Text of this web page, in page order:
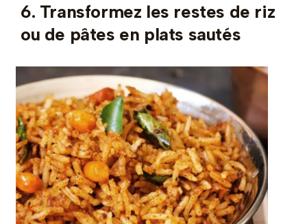
6. Transformez les restes de riz
ou de pâtes en plats sautés